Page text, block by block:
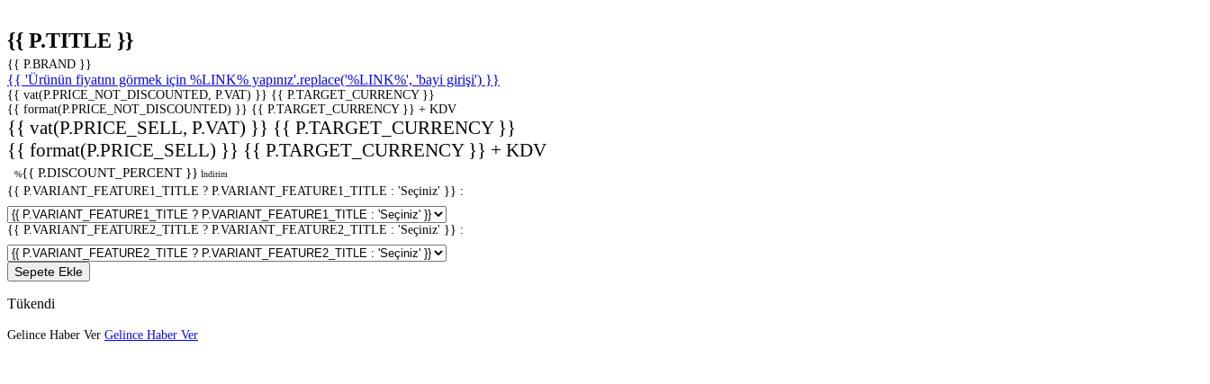
{{ P.TITLE }}
{{ P.BRAND }}
{{ 'Ürünün fiyatını görmek için %LINK% yapınız'.replace('%LINK%', 'bayi girişi') }}
{{ vat(P.PRICE_NOT_DISCOUNTED, P.VAT) }} {{ P.TARGET_CURRENCY }}
{{ format(P.PRICE_NOT_DISCOUNTED) }} {{ P.TARGET_CURRENCY }} + KDV
{{ vat(P.PRICE_SELL, P.VAT) }} {{ P.TARGET_CURRENCY }}
{{ format(P.PRICE_SELL) }} {{ P.TARGET_CURRENCY }} + KDV
%{{ P.DISCOUNT_PERCENT }} İndirim
{{ P.VARIANT_FEATURE1_TITLE ? P.VARIANT_FEATURE1_TITLE : 'Seçiniz' }} :
{{ P.VARIANT_FEATURE2_TITLE ? P.VARIANT_FEATURE2_TITLE : 'Seçiniz' }} :
Sepete Ekle
Tükendi
Gelince Haber Ver Gelince Haber Ver